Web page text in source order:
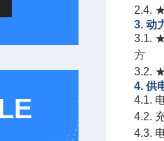
2.4.
3. 动
3.1.
方
3.2.
4. 供
4.1.
4.2.
4.3.